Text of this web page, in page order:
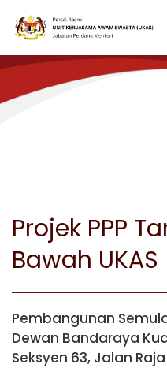
Projek PPP
Bawah UKAS
Pembangunan
Dewan Bandaraya
Seksyen 63, Jalan